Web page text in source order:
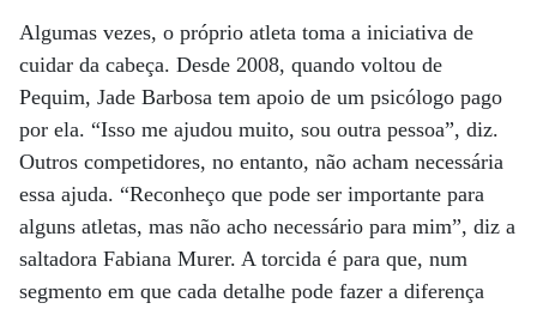
Algumas vezes, o próprio atleta toma a iniciativa de
cuidar da cabeça. Desde 2008, quando voltou de
Pequim, Jade Barbosa tem apoio de um psicólogo pago
por ela. “Isso me ajudou muito, sou outra pessoa”, diz.
Outros competidores, no entanto, não acham necessária
essa ajuda. “Reconheço que pode ser importante para
alguns atletas, mas não acho necessário para mim”, diz a
saltadora Fabiana Murer. A torcida é para que, num
segmento em que cada detalhe pode fazer a diferença